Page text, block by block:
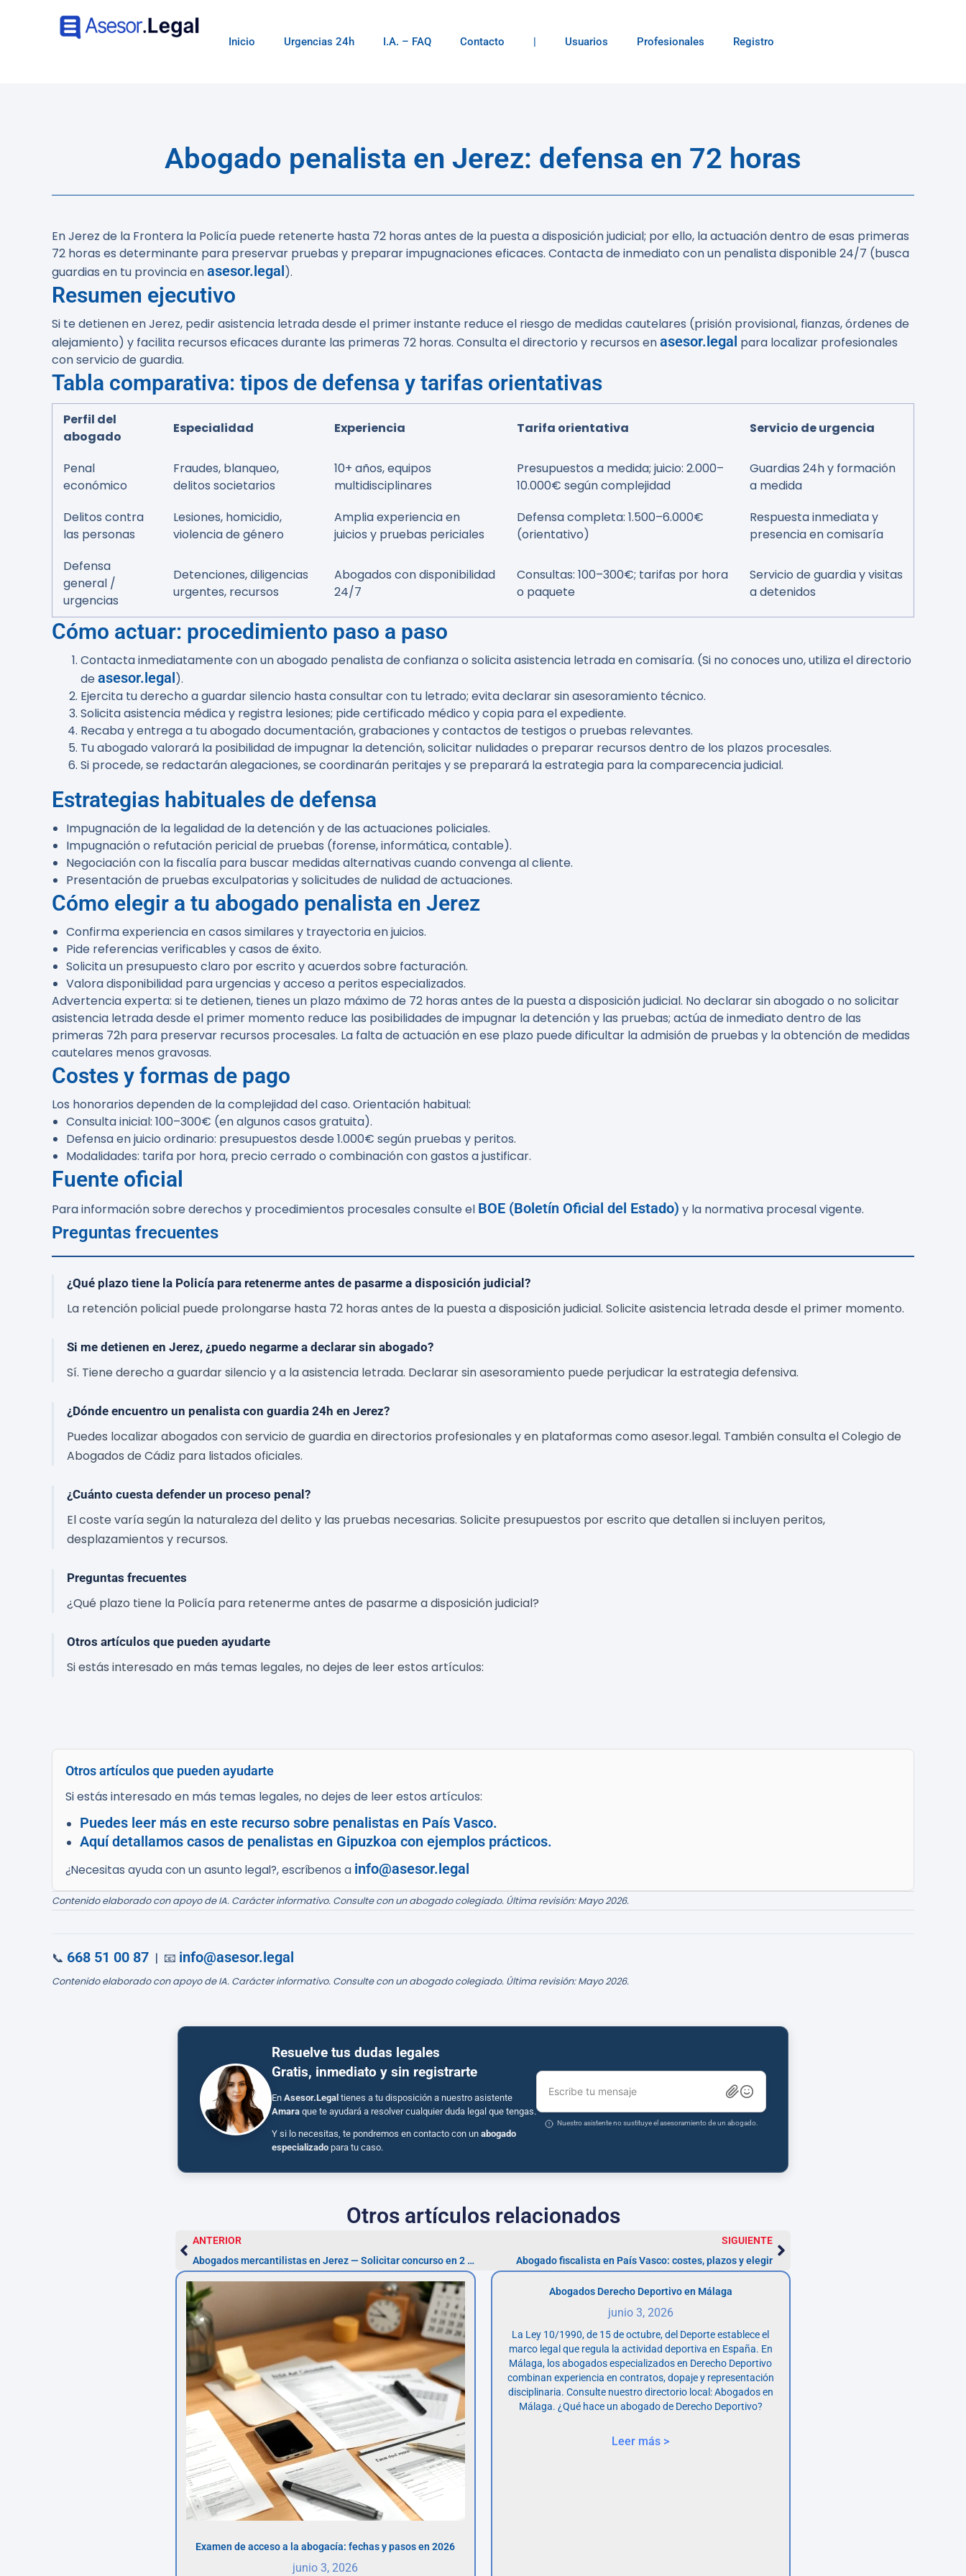
Inicio Urgencias 24h I.A. – FAQ Contacto | Usuarios Profesionales Registro
Abogado penalista en Jerez: defensa en 72 horas
En Jerez de la Frontera la Policía puede retenerte hasta 72 horas antes de la puesta a disposición judicial; por ello, la actuación dentro de esas primeras
72 horas es determinante para preservar pruebas y preparar impugnaciones eficaces. Contacta de inmediato con un penalista disponible 24/7 (busca
guardias en tu provincia enasesor.legal).
Resumen ejecutivo
Si te detienen en Jerez, pedir asistencia letrada desde el primer instante reduce el riesgo de medidas cautelares (prisión provisional, fianzas, órdenes de
alejamiento) y facilita recursos eficaces durante las primeras 72 horas. Consulta el directorio y recursos enasesor.legal para localizar profesionales
con servicio de guardia.
Tabla comparativa: tipos de defensa y tarifas orientativas
Perfil del
abogado
Especialidad Experiencia Tarifa orientativa Servicio de urgencia
Penal
económico
Fraudes, blanqueo,
delitos societarios
10+ años, equipos
multidisciplinares
Presupuestos a medida; juicio: 2.000–
10.000€ según complejidad
Guardias 24h y formación
a medida
Delitos contra
las personas
Lesiones, homicidio,
violencia de género
Amplia experiencia en
juicios y pruebas periciales
Defensa completa: 1.500–6.000€
(orientativo)
Respuesta inmediata y
presencia en comisaría
Defensa
general /
urgencias
Detenciones, diligencias
urgentes, recursos
Abogados con disponibilidad
24/7
Consultas: 100–300€; tarifas por hora
o paquete
Servicio de guardia y visitas
a detenidos
Cómo actuar: procedimiento paso a paso
Contacta inmediatamente con un abogado penalista de confianza o solicita asistencia letrada en comisaría. (Si no conoces uno, utiliza el directorio
deasesor.legal).
Ejercita tu derecho a guardar silencio hasta consultar con tu letrado; evita declarar sin asesoramiento técnico.
Solicita asistencia médica y registra lesiones; pide certificado médico y copia para el expediente.
Recaba y entrega a tu abogado documentación, grabaciones y contactos de testigos o pruebas relevantes.
Tu abogado valorará la posibilidad de impugnar la detención, solicitar nulidades o preparar recursos dentro de los plazos procesales.
Si procede, se redactarán alegaciones, se coordinarán peritajes y se preparará la estrategia para la comparecencia judicial.
Estrategias habituales de defensa
Impugnación de la legalidad de la detención y de las actuaciones policiales.
Impugnación o refutación pericial de pruebas (forense, informática, contable).
Negociación con la fiscalía para buscar medidas alternativas cuando convenga al cliente.
Presentación de pruebas exculpatorias y solicitudes de nulidad de actuaciones.
Cómo elegir a tu abogado penalista en Jerez
Confirma experiencia en casos similares y trayectoria en juicios.
Pide referencias verificables y casos de éxito.
Solicita un presupuesto claro por escrito y acuerdos sobre facturación.
Valora disponibilidad para urgencias y acceso a peritos especializados.
Advertencia experta: si te detienen, tienes un plazo máximo de 72 horas antes de la puesta a disposición judicial. No declarar sin abogado o no solicitar
asistencia letrada desde el primer momento reduce las posibilidades de impugnar la detención y las pruebas; actúa de inmediato dentro de las
primeras 72h para preservar recursos procesales. La falta de actuación en ese plazo puede dificultar la admisión de pruebas y la obtención de medidas
cautelares menos gravosas.
Costes y formas de pago
Los honorarios dependen de la complejidad del caso. Orientación habitual:
Consulta inicial: 100–300€ (en algunos casos gratuita).
Defensa en juicio ordinario: presupuestos desde 1.000€ según pruebas y peritos.
Modalidades: tarifa por hora, precio cerrado o combinación con gastos a justificar.
Fuente oficial
Para información sobre derechos y procedimientos procesales consulte el BOE (Boletín Oficial del Estado) y la normativa procesal vigente.
Preguntas frecuentes
¿Qué plazo tiene la Policía para retenerme antes de pasarme a disposición judicial?
La retención policial puede prolongarse hasta 72 horas antes de la puesta a disposición judicial. Solicite asistencia letrada desde el primer momento.
Si me detienen en Jerez, ¿puedo negarme a declarar sin abogado?
Sí. Tiene derecho a guardar silencio y a la asistencia letrada. Declarar sin asesoramiento puede perjudicar la estrategia defensiva.
¿Dónde encuentro un penalista con guardia 24h en Jerez?
Puedes localizar abogados con servicio de guardia en directorios profesionales y en plataformas como asesor.legal. También consulta el Colegio de
Abogados de Cádiz para listados oficiales.
¿Cuánto cuesta defender un proceso penal?
El coste varía según la naturaleza del delito y las pruebas necesarias. Solicite presupuestos por escrito que detallen si incluyen peritos,
desplazamientos y recursos.
Preguntas frecuentes
¿Qué plazo tiene la Policía para retenerme antes de pasarme a disposición judicial?
Otros artículos que pueden ayudarte
Si estás interesado en más temas legales, no dejes de leer estos artículos:
Otros artículos que pueden ayudarte
Si estás interesado en más temas legales, no dejes de leer estos artículos:
Puedes leer más en este recurso sobre penalistas en País Vasco.
Aquí detallamos casos de penalistas en Gipuzkoa con ejemplos prácticos.
¿Necesitas ayuda con un asunto legal?, escríbenos a info@asesor.legal
Contenido elaborado con apoyo de IA. Carácter informativo. Consulte con un abogado colegiado. Última revisión: Mayo 2026.
📞 668 51 00 87 | 📧 info@asesor.legal
Contenido elaborado con apoyo de IA. Carácter informativo. Consulte con un abogado colegiado. Última revisión: Mayo 2026.
Resuelve tus dudas legales
Gratis, inmediato y sin registrarte
En Asesor.Legal tienes a tu disposición a nuestro asistente
Amara que te ayudará a resolver cualquier duda legal que tengas.
Y si lo necesitas, te pondremos en contacto con un abogado
especializado para tu caso.
Escribe tu mensaje
Nuestro asistente no sustituye el asesoramiento de un abogado.
Otros artículos relacionados
ANTERIOR
Abogados mercantilistas en Jerez — Solicitar concurso en 2 meses
SIGUIENTE
Abogado fiscalista en País Vasco: costes, plazos y elegir
Examen de acceso a la abogacía: fechas y pasos en 2026
junio 3, 2026
Abogados Derecho Deportivo en Málaga
junio 3, 2026
La Ley 10/1990, de 15 de octubre, del Deporte establece el
marco legal que regula la actividad deportiva en España. En
Málaga, los abogados especializados en Derecho Deportivo
combinan experiencia en contratos, dopaje y representación
disciplinaria. Consulte nuestro directorio local: Abogados en
Málaga. ¿Qué hace un abogado de Derecho Deportivo?
Leer más >